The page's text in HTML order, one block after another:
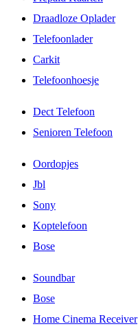
Draadloze Oplader
Telefoonlader
Carkit
Telefoonhoesje
Dect Telefoon
Senioren Telefoon
Oordopjes
Jbl
Sony
Koptelefoon
Bose
Soundbar
Bose
Home Cinema Receiver